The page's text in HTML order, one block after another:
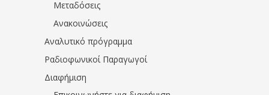
Μεταδόσεις
Ανακοινώσεις
Αναλυτικό πρόγραμμα
Ραδιοφωνικοί Παραγωγοί
Διαφήμιση